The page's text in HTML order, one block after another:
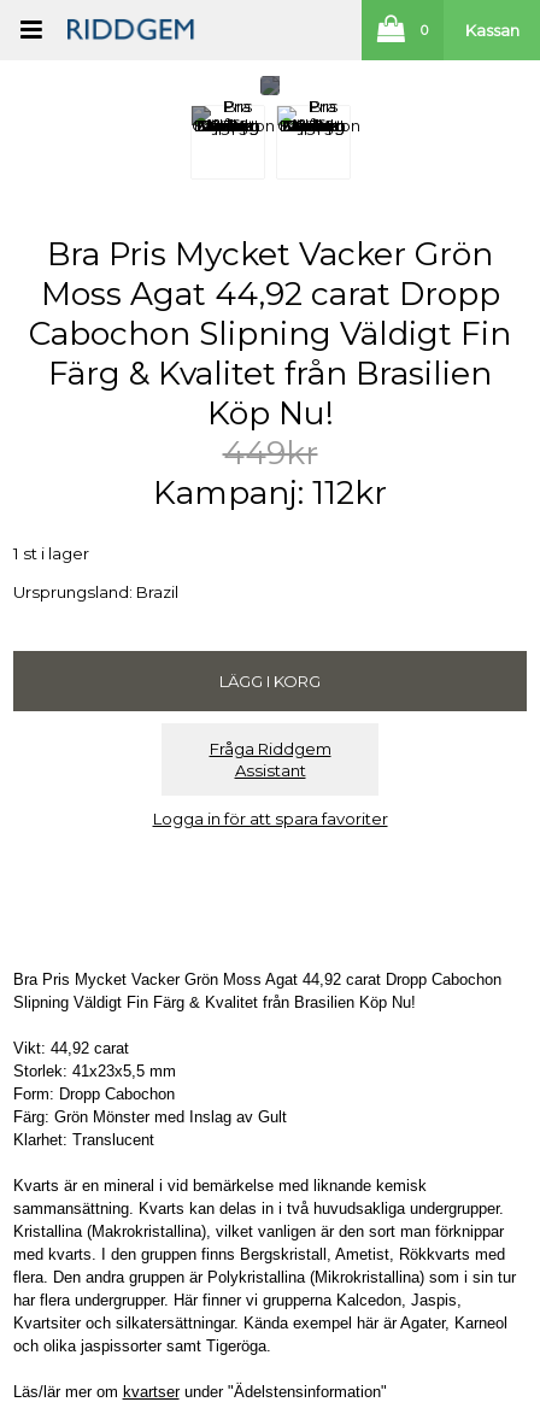
0 Kassan
Bra Pris Mycket Vacker Grön
Moss Agat 44,92 carat Dropp
Cabochon Slipning Väldigt Fin
Färg & Kvalitet från Brasilien
Köp Nu!
449kr
Kampanj: 112kr
1 st i lager
Ursprungsland: Brazil
Fråga Riddgem
Assistant
Logga in för att spara favoriter
Bra Pris Mycket Vacker Grön Moss Agat 44,92 carat Dropp Cabochon
Slipning Väldigt Fin Färg & Kvalitet från Brasilien Köp Nu!
Vikt: 44,92 carat
Storlek: 41x23x5,5 mm
Form: Dropp Cabochon
Färg: Grön Mönster med Inslag av Gult
Klarhet: Translucent
Kvarts är en mineral i vid bemärkelse med liknande kemisk
sammansättning. Kvarts kan delas in i två huvudsakliga undergrupper.
Kristallina (Makrokristallina), vilket vanligen är den sort man förknippar
med kvarts. I den gruppen finns Bergskristall, Ametist, Rökkvarts med
flera. Den andra gruppen är Polykristallina (Mikrokristallina) som i sin tur
har flera undergrupper. Här finner vi grupperna Kalcedon, Jaspis,
Kvartsiter och silkatersättningar. Kända exempel här är Agater, Karneol
och olika jaspissorter samt Tigeröga.
Läs/lär mer om kvartserunder "Ädelstensinformation"